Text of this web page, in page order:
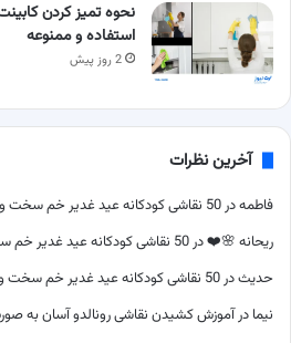
نحوه تمیز کردن
استفاده و ممنوعه
2 روز پیش
آخرین نظرات
فاطمهدر 50 نقاشی کودکانه عید غدیر خم سخت و آسان و برای رنگ آمیزی
ریحانه 🌸❤️در 50 نقاشی کودکانه عید غدیر خم سخت و آسان و برای رنگ آمیزی
حدیثدر 50 نقاشی کودکانه عید غدیر خم سخت و آسان و برای رنگ آمیزی
نیما درآموزش کشیدن نقاشی رونالدو آسان به